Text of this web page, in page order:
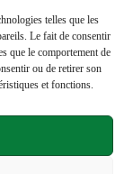
telles que les
Le fait de consentir
que le comportement de
ou de retirer son
et fonctions.